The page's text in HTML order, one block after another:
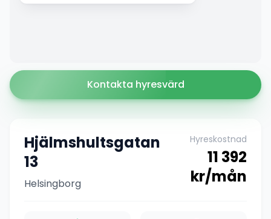
Kontakta hyresvärd
Hjälmshultsgatan
13
Helsingborg
Hyreskostnad
11 392
kr/mån